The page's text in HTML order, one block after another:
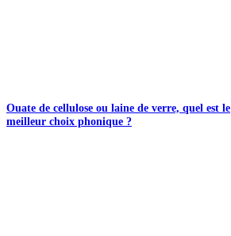
Ouate de cellulose ou laine de verre, quel est le
meilleur choix phonique ?